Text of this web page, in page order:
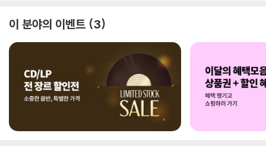
이 분야의 이벤트 3